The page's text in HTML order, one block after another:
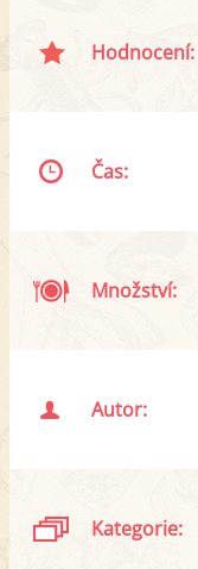
Hodnocení:
Čas:
Množství:
Autor:
Kategorie: